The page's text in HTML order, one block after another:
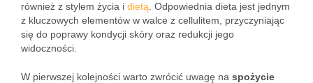
również z stylem życia i dietą . Odpowiednia dieta jest jednym
z kluczowych elementów w walce z cellulitem, przyczyniając
się do poprawy kondycji skóry oraz redukcji jego
widoczności.
W pierwszej kolejności warto zwrócić uwagę na spożycie